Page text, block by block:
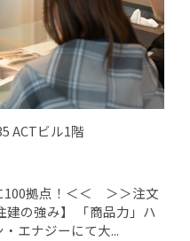
ACTビル1階
100拠点！＜＜ ＞＞注文
建の強み】 「商品力」ハ
エナジーにて大...